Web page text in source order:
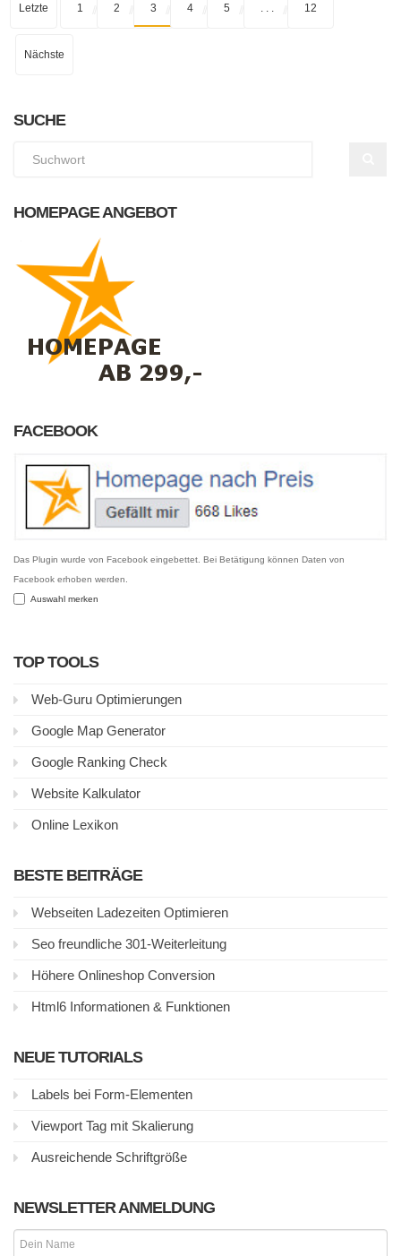
Letzte 1 2 3 4 5 12
Nächste
SUCHE
HOMEPAGE ANGEBOT
FACEBOOK
Das Plugin wurde von Facebook eingebettet. Bei Betätigung können Daten von
Facebook erhoben werden.
Auswahl merken
TOP TOOLS
Web-Guru Optimierungen
Google Map Generator
Google Ranking Check
Website Kalkulator
Online Lexikon
BESTE BEITRÄGE
Webseiten Ladezeiten Optimieren
Seo freundliche 301-Weiterleitung
Höhere Onlineshop Conversion
Html6 Informationen & Funktionen
NEUE TUTORIALS
Labels bei Form-Elementen
Viewport Tag mit Skalierung
Ausreichende Schriftgröße
NEWSLETTER ANMELDUNG